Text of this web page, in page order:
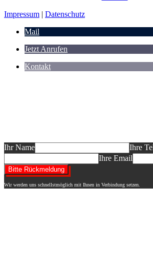
Impressum | Datenschutz
Mail
Jetzt Anrufen
Kontakt
Ihr Name
Ihre
Ihre Email
Wir werden uns schnellstmöglich mit Ihnen in Verbindung setzen.